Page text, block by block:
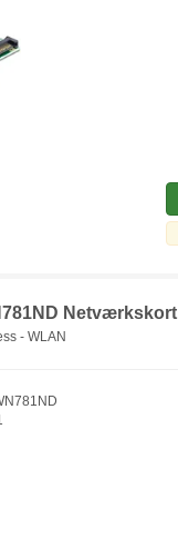
Netværkskort
- WLAN